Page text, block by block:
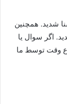
شدید. همچنین
اگر سوال یا
وقت توسط ما